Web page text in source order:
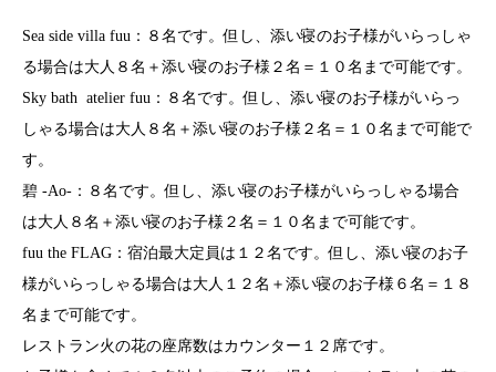
Sea side villa fuu：８名です。但し、添い寝のお子様がいらっしゃ
る場合は大人８名＋添い寝のお子様２名＝１０名まで可能です。
Sky bath atelier fuu：８名です。但し、添い寝のお子様がいらっ
しゃる場合は大人８名＋添い寝のお子様２名＝１０名まで可能で
す。
碧 -Ao-：８名です。但し、添い寝のお子様がいらっしゃる場合
は大人８名＋添い寝のお子様２名＝１０名まで可能です。
fuu the FLAG：宿泊最大定員は１２名です。但し、添い寝のお子
様がいらっしゃる場合は大人１２名＋添い寝のお子様６名＝１８
名まで可能です。
レストラン火の花の座席数はカウンター１２席です。